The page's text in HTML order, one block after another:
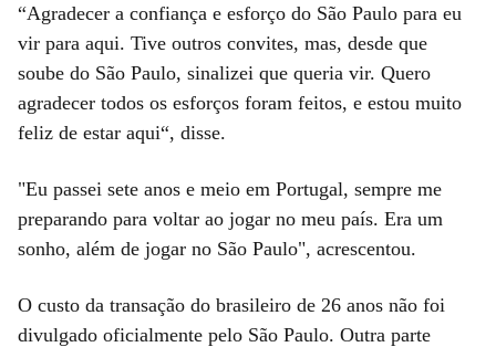
“Agradecer a confiança e esforço do São Paulo para eu
vir para aqui. Tive outros convites, mas, desde que
soube do São Paulo, sinalizei que queria vir. Quero
agradecer todos os esforços foram feitos, e estou muito
feliz de estar aqui“, disse.
"Eu passei sete anos e meio em Portugal, sempre me
preparando para voltar ao jogar no meu país. Era um
sonho, além de jogar no São Paulo", acrescentou.
O custo da transação do brasileiro de 26 anos não foi
divulgado oficialmente pelo São Paulo. Outra parte